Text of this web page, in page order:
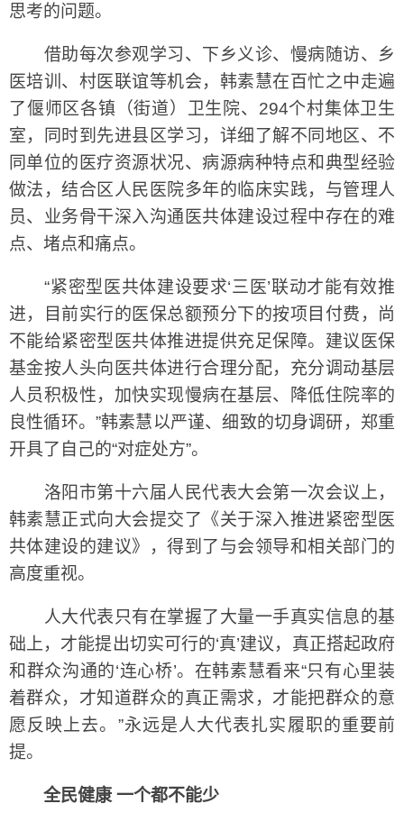
思考的问题。
借助每次参观学习、下乡义诊、慢病随访、乡
医培训、村医联谊等机会，韩素慧在百忙之中走遍
了偃师区各镇（街道）卫生院、294个村集体卫生
室，同时到先进县区学习，详细了解不同地区、不
同单位的医疗资源状况、病源病种特点和典型经验
做法，结合区人民医院多年的临床实践，与管理人
员、业务骨干深入沟通医共体建设过程中存在的难
点、堵点和痛点。
“紧密型医共体建设要求‘三医’联动才能有效推
进，目前实行的医保总额预分下的按项目付费，尚
不能给紧密型医共体推进提供充足保障。建议医保
基金按人头向医共体进行合理分配，充分调动基层
人员积极性，加快实现慢病在基层、降低住院率的
良性循环。”韩素慧以严谨、细致的切身调研，郑重
开具了自己的“对症处方”。
洛阳市第十六届人民代表大会第一次会议上，
韩素慧正式向大会提交了《关于深入推进紧密型医
共体建设的建议》，得到了与会领导和相关部门的
高度重视。
人大代表只有在掌握了大量一手真实信息的基
础上，才能提出切实可行的‘真’建议，真正搭起政府
和群众沟通的‘连心桥’。在韩素慧看来“只有心里装
着群众，才知道群众的真正需求，才能把群众的意
愿反映上去。”永远是人大代表扎实履职的重要前
提。
全民健康 一个都不能少